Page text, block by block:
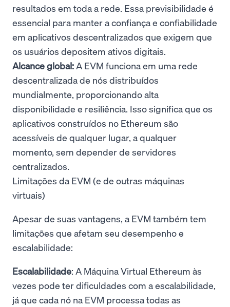
resultados em toda a rede. Essa previsibilidade é
essencial para manter a confiança e confiabilidade
em aplicativos descentralizados que exigem que
os usuários depositem ativos digitais.
Alcance global:A EVM funciona em uma rede
descentralizada de nós distribuídos
mundialmente, proporcionando alta
disponibilidade e resiliência. Isso significa que os
aplicativos construídos no Ethereum são
acessíveis de qualquer lugar, a qualquer
momento, sem depender de servidores
centralizados.
Limitações da EVM (e de outras máquinas
virtuais)
Apesar de suas vantagens, a EVM também tem
limitações que afetam seu desempenho e
escalabilidade:
Escalabilidade: A Máquina Virtual Ethereum às
vezes pode ter dificuldades com a escalabilidade,
já que cada nó na EVM processa todas as